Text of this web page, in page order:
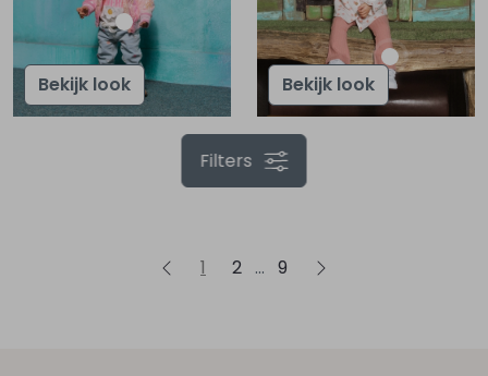
Bekijk look Bekijk look
Filters
1 2 9